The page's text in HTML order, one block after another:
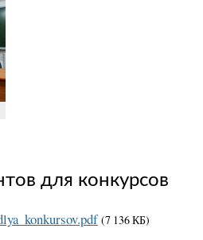
для конкурсов
(7 136 КБ)